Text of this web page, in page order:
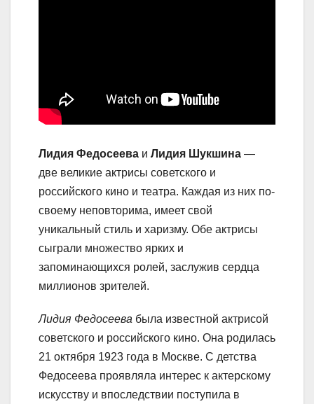
Лидия Федосеева и Лидия Шукшина —
две великие актрисы советского и
российского кино и театра. Каждая из них по-
своему неповторима, имеет свой
уникальный стиль и харизму. Обе актрисы
сыграли множество ярких и
запоминающихся ролей, заслужив сердца
миллионов зрителей.
Лидия Федосеева была известной актрисой
советского и российского кино. Она родилась
21 октября 1923 года в Москве. С детства
Федосеева проявляла интерес к актерскому
искусству и впоследствии поступила в